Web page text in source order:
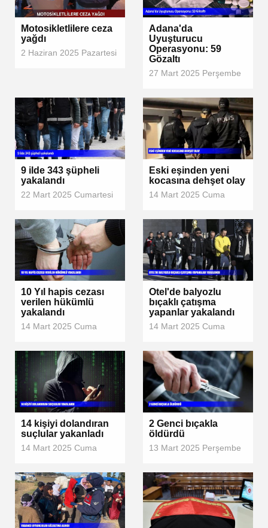
Motosikletlilere ceza
yağdı
2 Haziran 2025 Pazartesi
Adana'da
Uyuşturucu
Operasyonu: 59
Gözaltı
27 Mart 2025 Perşembe
9 ilde 343 şüpheli
yakalandı
22 Mart 2025 Cumartesi
Eski eşinden yeni
kocasına dehşet olay
14 Mart 2025 Cuma
10 Yıl hapis cezası
verilen hükümlü
yakalandı
14 Mart 2025 Cuma
Otel'de balyozlu
bıçaklı çatışma
yapanlar yakalandı
14 Mart 2025 Cuma
14 kişiyi dolandıran
suçlular yakanladı
14 Mart 2025 Cuma
2 Genci bıçakla
öldürdü
13 Mart 2025 Perşembe